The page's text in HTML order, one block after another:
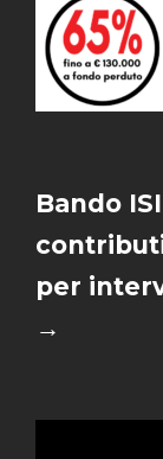
Bando
per
→